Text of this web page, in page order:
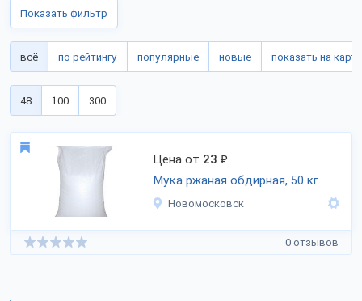
Показать фильтр
всё по рейтингу популярные новые показать на карте
48 100 300
Цена от 23 ₽
Мука ржаная обдирная, 50 кг
Новомосковск
0 отзывов